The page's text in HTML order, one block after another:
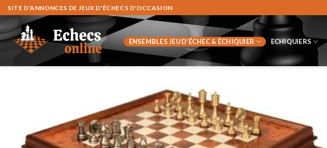
Fortsæt
til
indhold
SITE D'ANNONCES DE JEUX D'ÉCHECS D'OCCASION
ENSEMBLES JEU D’ÉCHEC & ÉCHIQUIER ECHIQUIERS